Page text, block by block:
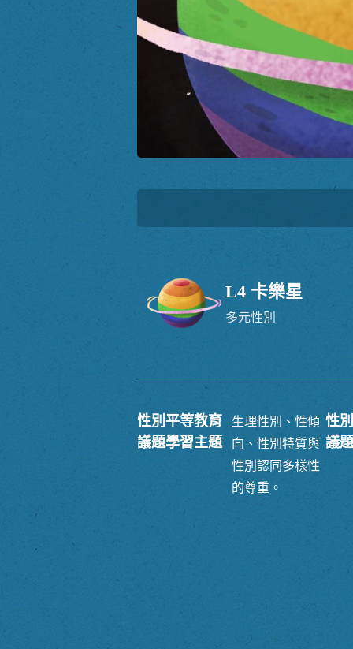
L4 卡樂星
多元性別
性別平等教育
議題學習主題
生理性別、性傾
向、性別特質與
性別認同多樣性
的尊重。
性
議